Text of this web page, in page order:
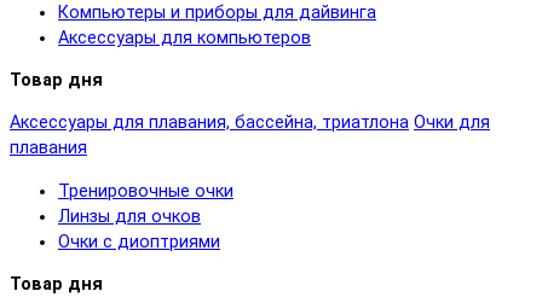
Компьютеры и приборы для дайвинга
Аксессуары для компьютеров
Товар дня
Аксессуары для плавания, бассейна, триатлона Очки для
плавания
Тренировочные очки
Линзы для очков
Очки с диоптриями
Товар дня